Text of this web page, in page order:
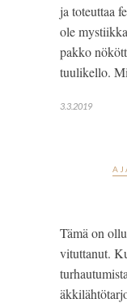
ja toteuttaa
ole
pakko
tuulikello.
3.3.2019
Tämä on
vituttanut.